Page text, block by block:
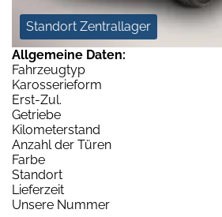
Standort Zentrallager
Allgemeine Daten:
Fahrzeugtyp
Karosserieform
Erst-Zul.
Getriebe
Kilometerstand
Anzahl der Türen
Farbe
Standort
Lieferzeit
Unsere Nummer